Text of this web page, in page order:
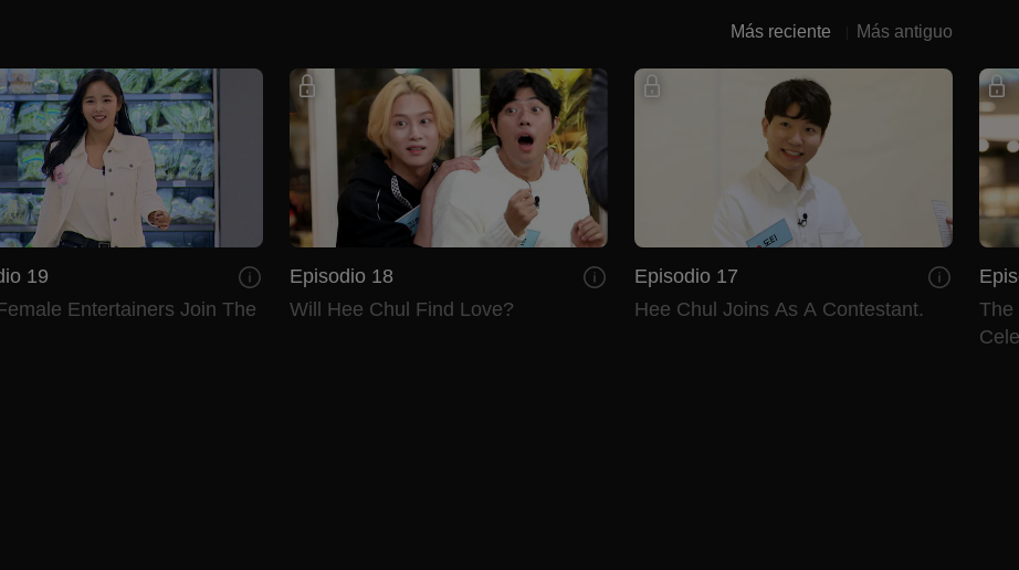
Más reciente Más antiguo
19
Entertainers Join The
Episodio 18
Will Hee Chul Find Love?
Episodio 17
Hee Chul Joins As A Contestant.
The